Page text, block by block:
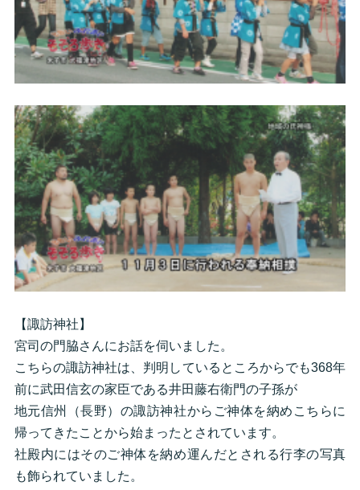
【諏訪神社】
宮司の門脇さんにお話を伺いました。
こちらの諏訪神社は、判明しているところからでも368年
前に武田信玄の家臣である井田藤右衛門の子孫が
地元信州（長野）の諏訪神社からご神体を納めこちらに
帰ってきたことから始まったとされています。
社殿内にはそのご神体を納め運んだとされる行李の写真
も飾られていました。